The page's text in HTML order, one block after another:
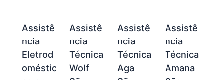
Assistê
ncia
Eletrod
oméstic
Assistê
ncia
Técnica
Wolf
Assistê
ncia
Técnica
Aga
Assistê
ncia
Técnica
Amana